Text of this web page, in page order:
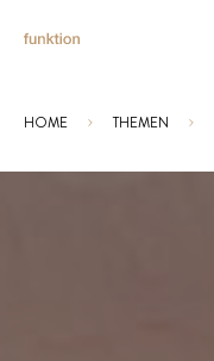
Sie sind hier:
HOME THEMEN